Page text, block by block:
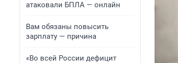
атаковали БПЛА — онлайн
Вам обязаны повысить
зарплату — причина
«Во всей России дефицит